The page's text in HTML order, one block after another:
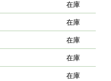
在庫
在庫
在庫
在庫
在庫